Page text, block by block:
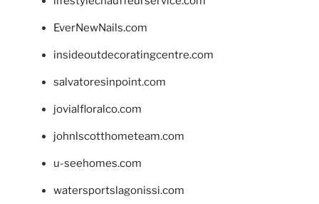
EverNewNails.com
insideoutdecoratingcentre.com
salvatoresinpoint.com
jovialfloralco.com
johnlscotthometeam.com
u-seehomes.com
watersportslagonissi.com